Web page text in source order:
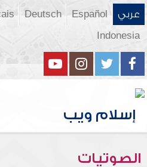
عربي Español
Deutsch
Indonesia
الصوتيات